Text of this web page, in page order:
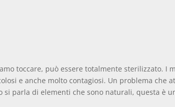
toccare, può essere totalmente sterilizzato. I
e anche molto contagiosi. Un problema che
parla di elementi che sono naturali, questa è